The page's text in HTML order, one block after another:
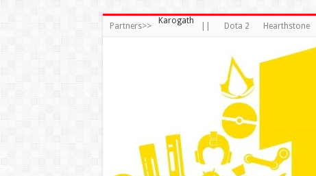
Partners>>
Karogath
Dota 2 Hearthstone